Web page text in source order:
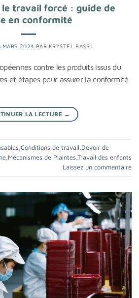
le travail forcé : guide de
en conformité
MARS 2024 PAR KRYSTEL BASSIL
contre les produits issus du
et étapes pour assurer la conformité
LA LECTURE →
Conditions de travail Devoir de
Mécanismes de Plaintes Travail des enfants
Laissez un commentaire